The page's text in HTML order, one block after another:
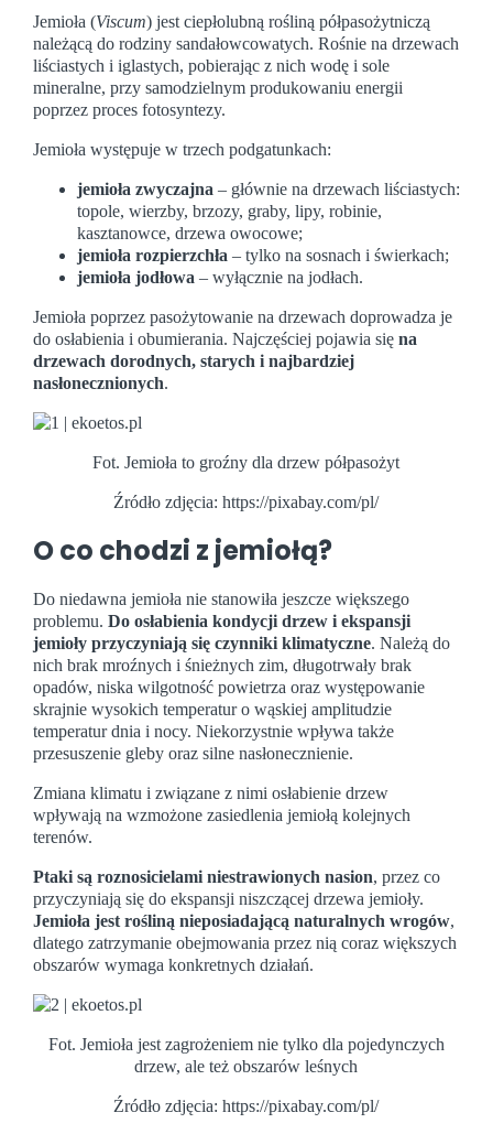
Jemioła (Viscum) jest ciepłolubną rośliną półpasożytniczą
należącą do rodziny sandałowcowatych. Rośnie na drzewach
liściastych i iglastych, pobierając z nich wodę i sole
mineralne, przy samodzielnym produkowaniu energii
poprzez proces fotosyntezy.
Jemioła występuje w trzech podgatunkach:
jemioła zwyczajna – głównie na drzewach liściastych:
topole, wierzby, brzozy, graby, lipy, robinie,
kasztanowce, drzewa owocowe;
jemioła rozpierzchła – tylko na sosnach i świerkach;
jemioła jodłowa – wyłącznie na jodłach.
Jemioła poprzez pasożytowanie na drzewach doprowadza je
do osłabienia i obumierania. Najczęściej pojawia się na
drzewach dorodnych, starych i najbardziej
nasłonecznionych.
Fot. Jemioła to groźny dla drzew półpasożyt
Źródło zdjęcia: https://pixabay.com/pl/
O co chodzi z jemiołą?
Do niedawna jemioła nie stanowiła jeszcze większego
problemu. Do osłabienia kondycji drzew i ekspansji
jemioły przyczyniają się czynniki klimatyczne. Należą do
nich brak mroźnych i śnieżnych zim, długotrwały brak
opadów, niska wilgotność powietrza oraz występowanie
skrajnie wysokich temperatur o wąskiej amplitudzie
temperatur dnia i nocy. Niekorzystnie wpływa także
przesuszenie gleby oraz silne nasłonecznienie.
Zmiana klimatu i związane z nimi osłabienie drzew
wpływają na wzmożone zasiedlenia jemiołą kolejnych
terenów.
Ptaki są roznosicielami niestrawionych nasion, przez co
przyczyniają się do ekspansji niszczącej drzewa jemioły.
Jemioła jest rośliną nieposiadającą naturalnych wrogów,
dlatego zatrzymanie obejmowania przez nią coraz większych
obszarów wymaga konkretnych działań.
Fot. Jemioła jest zagrożeniem nie tylko dla pojedynczych
drzew, ale też obszarów leśnych
Źródło zdjęcia: https://pixabay.com/pl/